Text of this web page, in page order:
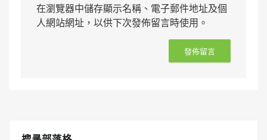
在瀏覽器中儲存顯示名稱、電子郵件地址及個
人網站網址，以供下次發佈留言時使用。